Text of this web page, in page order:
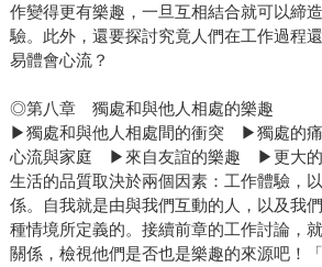
作變得更有樂趣，一旦互相結合就可以締
驗。此外，還要探討究竟人們在工作過程
易體會心流？
◎第八章 獨處和與他人相處的樂趣
▶獨處和與他人相處間的衝突 ▶獨處
心流與家庭 ▶來自友誼的樂趣 ▶更大的
生活的品質取決於兩個因素：工作體驗，
係。自我就是由與我們互動的人，以及我
種情境所定義的。接續前章的工作討論，
關係，檢視他們是否也是樂趣的來源吧！